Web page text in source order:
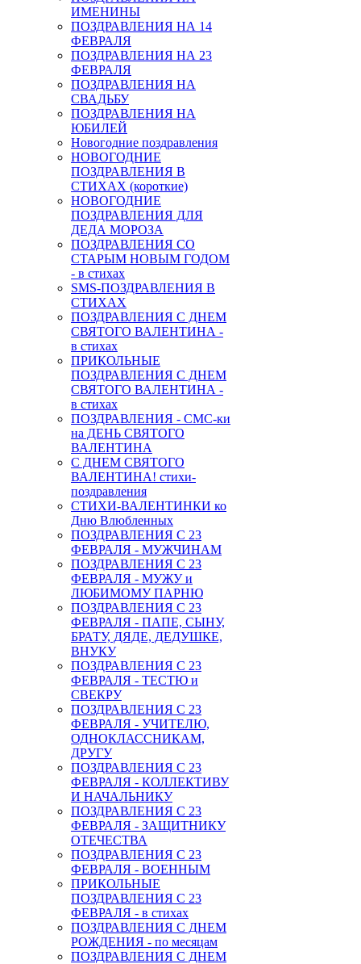
ИМЕНИНЫ
ПОЗДРАВЛЕНИЯ НА 14
ФЕВРАЛЯ
ПОЗДРАВЛЕНИЯ НА 23
ФЕВРАЛЯ
ПОЗДРАВЛЕНИЯ НА
СВАДЬБУ
ПОЗДРАВЛЕНИЯ НА
ЮБИЛЕЙ
Новогодние поздравления
НОВОГОДНИЕ
ПОЗДРАВЛЕНИЯ В
СТИХАХ (короткие)
НОВОГОДНИЕ
ПОЗДРАВЛЕНИЯ ДЛЯ
ДЕДА МОРОЗА
ПОЗДРАВЛЕНИЯ СО
СТАРЫМ НОВЫМ ГОДОМ
- в стихах
SMS-ПОЗДРАВЛЕНИЯ В
СТИХАХ
ПОЗДРАВЛЕНИЯ С ДНЕМ
СВЯТОГО ВАЛЕНТИНА -
в стихах
ПРИКОЛЬНЫЕ
ПОЗДРАВЛЕНИЯ С ДНЕМ
СВЯТОГО ВАЛЕНТИНА -
в стихах
ПОЗДРАВЛЕНИЯ - СМС-ки
на ДЕНЬ СВЯТОГО
ВАЛЕНТИНА
С ДНЕМ СВЯТОГО
ВАЛЕНТИНА! стихи-
поздравления
СТИХИ-ВАЛЕНТИНКИ ко
Дню Влюбленных
ПОЗДРАВЛЕНИЯ С 23
ФЕВРАЛЯ - МУЖЧИНАМ
ПОЗДРАВЛЕНИЯ С 23
ФЕВРАЛЯ - МУЖУ и
ЛЮБИМОМУ ПАРНЮ
ПОЗДРАВЛЕНИЯ С 23
ФЕВРАЛЯ - ПАПЕ, СЫНУ,
БРАТУ, ДЯДЕ, ДЕДУШКЕ,
ВНУКУ
ПОЗДРАВЛЕНИЯ С 23
ФЕВРАЛЯ - ТЕСТЮ и
СВЕКРУ
ПОЗДРАВЛЕНИЯ С 23
ФЕВРАЛЯ - УЧИТЕЛЮ,
ОДНОКЛАССНИКАМ,
ДРУГУ
ПОЗДРАВЛЕНИЯ С 23
ФЕВРАЛЯ - КОЛЛЕКТИВУ
И НАЧАЛЬНИКУ
ПОЗДРАВЛЕНИЯ С 23
ФЕВРАЛЯ - ЗАЩИТНИКУ
ОТЕЧЕСТВА
ПОЗДРАВЛЕНИЯ С 23
ФЕВРАЛЯ - ВОЕННЫМ
ПРИКОЛЬНЫЕ
ПОЗДРАВЛЕНИЯ С 23
ФЕВРАЛЯ - в стихах
ПОЗДРАВЛЕНИЯ С ДНЕМ
РОЖДЕНИЯ - по месяцам
ПОЗДРАВЛЕНИЯ С ДНЕМ